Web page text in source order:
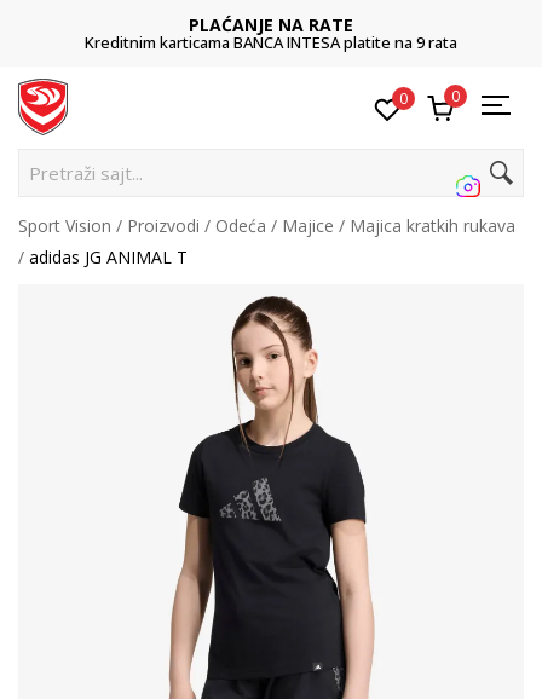
PLAĆANJE NA RATE
Kreditnim karticama BANCA INTESA platite na 9 rata
0 0
Pret
Sport Vision Proizvodi Odeća Majice
Majica kratkih rukava
adidas JG ANIMAL T